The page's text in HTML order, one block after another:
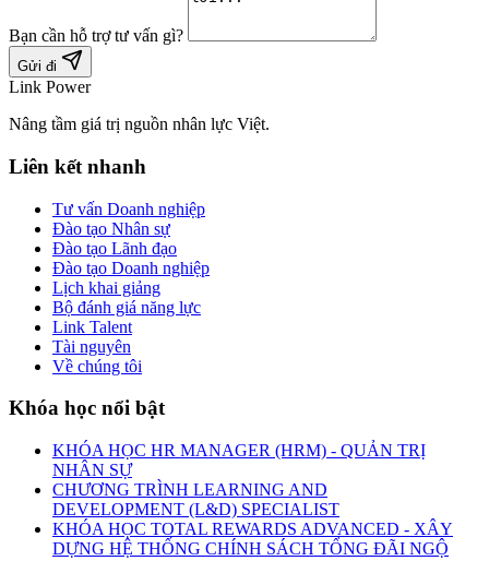
Bạn cần hỗ trợ tư vấn gì?
Gửi đi
Link Power
Nâng tầm giá trị nguồn nhân lực Việt.
Liên kết nhanh
Tư vấn Doanh nghiệp
Đào tạo Nhân sự
Đào tạo Lãnh đạo
Đào tạo Doanh nghiệp
Lịch khai giảng
Bộ đánh giá năng lực
Link Talent
Tài nguyên
Về chúng tôi
Khóa học nổi bật
KHÓA HỌC HR MANAGER (HRM) - QUẢN TRỊ
NHÂN SỰ
CHƯƠNG TRÌNH LEARNING AND
DEVELOPMENT (L&D) SPECIALIST
KHÓA HỌC TOTAL REWARDS ADVANCED - XÂY
DỰNG HỆ THỐNG CHÍNH SÁCH TỔNG ĐÃI NGỘ